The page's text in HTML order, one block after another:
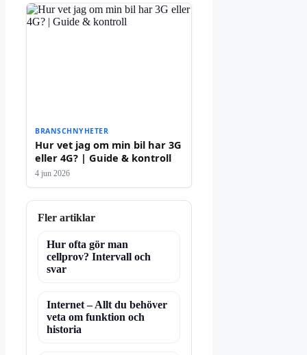
BRANSCHNYHETER
Hur vet jag om min bil har 3G
eller 4G? | Guide & kontroll
4 jun 2026
Fler artiklar
Hur ofta gör man
cellprov? Intervall och
svar
Internet – Allt du behöver
veta om funktion och
historia